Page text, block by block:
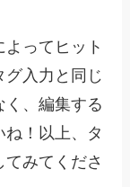
ってヒット
グ入力と同じ
く、編集する
！以上、タ
みてくださ